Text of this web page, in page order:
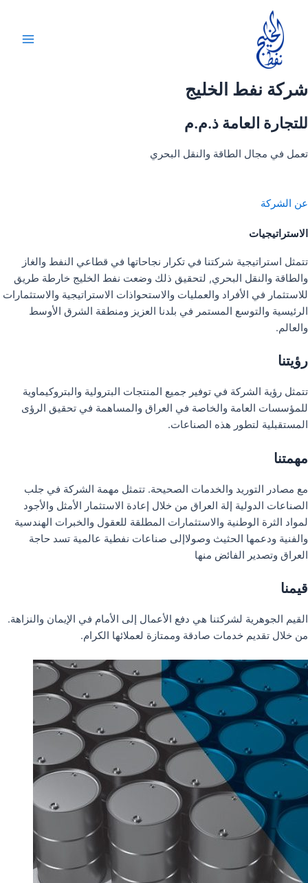
المحتوى
شركة نفط الخليج
للتجارة العامة ذ.م.م
تعمل في مجال الطاقة والنقل البحري
عن الشركة
الاستراتيجيات
تتمثل استراتيجية شركتنا في تكرار نجاحاتها في قطاعي النفط والغاز
والطاقة والنقل البحري, لتحقيق ذلك وضعت نفط الخليج خارطة طريق
للاستثمار في الأفراد والعمليات والاستحواذات الاستراتيجية والاستثمارات
الرئيسية والتوسع المستمر في بلدنا العزيز ومنطقة الشرق الأوسط
والعالم.
رؤيتنا
تتمثل رؤية الشركة في توفير جميع المنتجات البترولية والبتروكيماوية
للمؤسسات العامة والخاصة في العراق والمساهمة في تحقيق الرؤى
المستقبلية لتطور هذه الصناعات.
مهمتنا
مع مصادر التوريد والخدمات الصحيحة. تتمثل مهمة الشركة في جلب
الصناعات الدولية إلة العراق من خلال إعادة الاستثمار الأمثل والأجود
لمواد الثرة الوطنية والاستثمارات المطلقة للعقول والخبرات الهندسية
والفنية ودعمها الحثيث وصولاإلى صناعات نفطية عالمية تسد حاجة
العراق وتصدير الفائض منها
قيمنا
القيم الجوهرية لشركتنا هي دفع الأعمال إلى الأمام في الإيمان والنزاهة.
من خلال تقديم خدمات صادقة وممتازة لعملائها الكرام.